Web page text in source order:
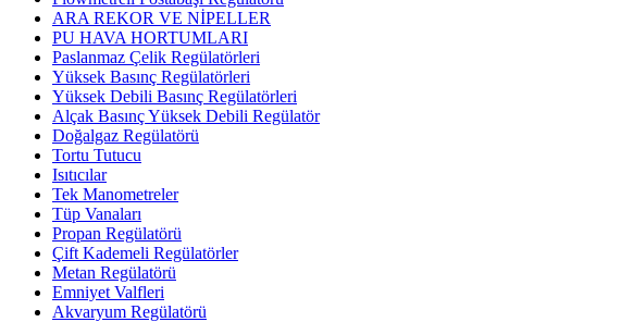
ARA REKOR VE NİPELLER
PU HAVA HORTUMLARI
Paslanmaz Çelik Regülatörleri
Yüksek Basınç Regülatörleri
Yüksek Debili Basınç Regülatörleri
Alçak Basınç Yüksek Debili Regülatör
Doğalgaz Regülatörü
Tortu Tutucu
Isıtıcılar
Tek Manometreler
Tüp Vanaları
Propan Regülatörü
Çift Kademeli Regülatörler
Metan Regülatörü
Emniyet Valfleri
Akvaryum Regülatörü